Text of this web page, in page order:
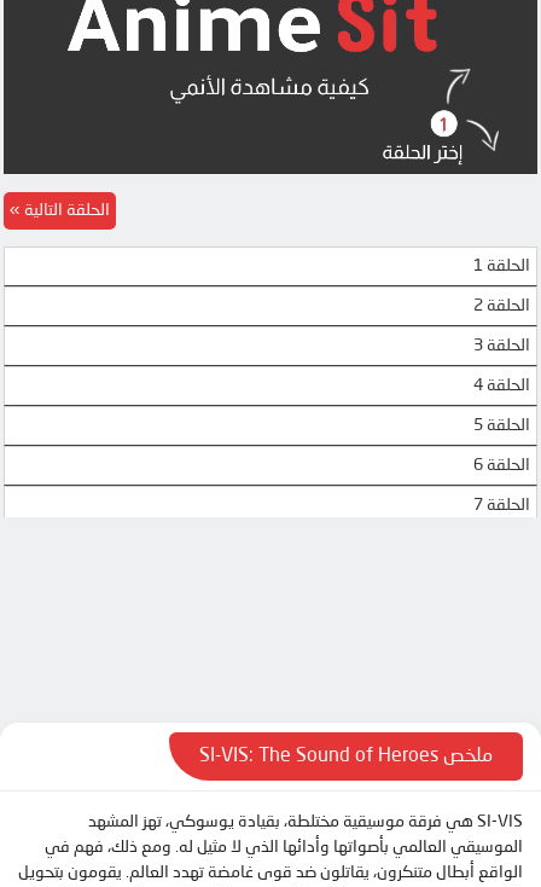
MP4UPLOAD
MP4UPLOAD
الحلقة 1
الحلقة 2
الحلقة 3
الحلقة 4
الحلقة 5
الحلقة 6
الحلقة 7
الحلقة 13
الحلقة 14
الحلقة 15
الحلقة 16
الحلقة التالية
ملخص SI-VIS: The Sound of Heroes
SI-VIS هي فرقة موسيقية مختلطة، بقيادة يوسوكي، تهز المشهد
الموسيقي العالمي بأصواتها وأدائها الذي لا مثيل له. ومع ذلك، فهم في
الواقع أبطال متنكرون، يقاتلون ضد قوى غامضة تهدد العالم. يقومون بتحويل